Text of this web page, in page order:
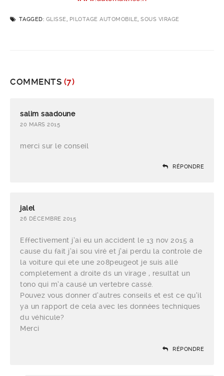
TAGGED: GLISSE, PILOTAGE AUTOMOBILE, SOUS VIRAGE
COMMENTS (7)
salim saadoune
20 MARS 2015
merci sur le conseil
RÉPONDRE
jalel
26 DÉCEMBRE 2015
Effectivement j’ai eu un accident le 13 nov 2015 a
cause du fait j’ai sou viré et j’ai perdu la controle de
la voiture qui ete une 208peugeot je suis allé
completement a droite ds un virage , resultat un
tono qui m’a causé un vertebre cassé.
Pouvez vous donner d’autres conseils et est ce qu’il
ya un rapport de cela avec les données techniques
du véhicule?
Merci
RÉPONDRE